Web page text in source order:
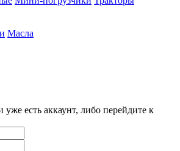
Масла
есть аккаунт, либо перейдите к